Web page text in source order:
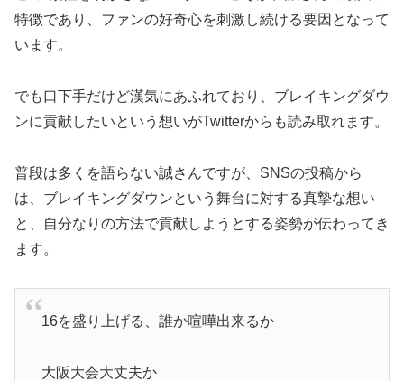
特徴であり、ファンの好奇心を刺激し続ける要因となって
います。
でも口下手だけど漢気にあふれており、ブレイキングダウ
ンに貢献したいという想いがTwitterからも読み取れます。
普段は多くを語らない誠さんですが、SNSの投稿から
は、ブレイキングダウンという舞台に対する真摯な想い
と、自分なりの方法で貢献しようとする姿勢が伝わってき
ます。
16を盛り上げる、誰か喧嘩出来るか
大阪大会大丈夫か